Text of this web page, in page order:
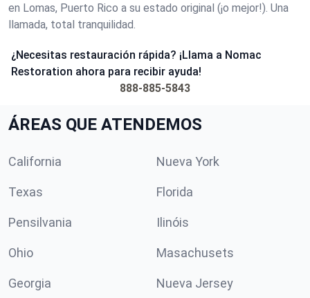
en Lomas, Puerto Rico a su estado original (¡o mejor!). Una
llamada, total tranquilidad.
¿Necesitas restauración rápida? ¡Llama a Nomac
Restoration ahora para recibir ayuda!
888-885-5843
ÁREAS QUE ATENDEMOS
California Nueva York
Texas Florida
Pensilvania Ilinóis
Ohio Masachusets
Georgia Nueva Jersey